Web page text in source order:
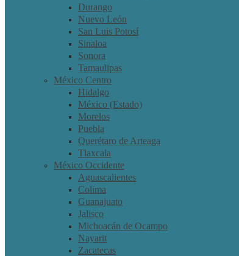
Durango
Nuevo León
San Luis Potosí
Sinaloa
Sonora
Tamaulipas
México Centro
Hidalgo
México (Estado)
Morelos
Puebla
Querétaro de Arteaga
Tlaxcala
México Occidente
Aguascalientes
Colima
Guanajuato
Jalisco
Michoacán de Ocampo
Nayarit
Zacatecas